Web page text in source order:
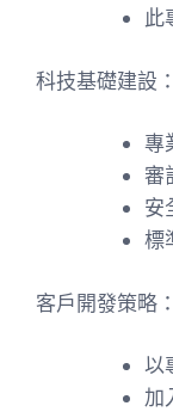
此
科技基礎建設：
專
審
安
標
客戶開發策略：
以
加